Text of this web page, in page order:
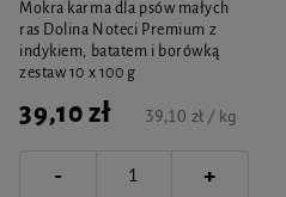
Mokra karma dla psów małych
ras Dolina Noteci Premium z
indykiem, batatem i borówką
zestaw 10 x 100 g
39,10 zł 39,10 zł / kg
- +